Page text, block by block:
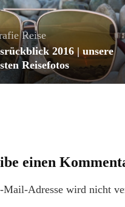
Reise
2016 | unsere
Reisefotos
einen
Mail-Adresse wird nicht